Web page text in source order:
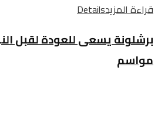
قراءة المزيدDetails
مواسم